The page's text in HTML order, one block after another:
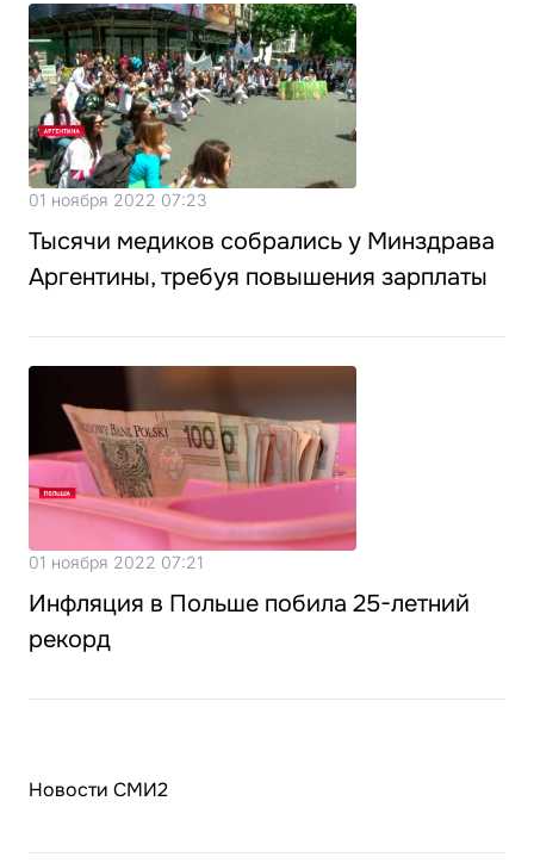
01 ноября 2022 07:23
Тысячи медиков собрались у Минздрава
Аргентины, требуя повышения зарплаты
01 ноября 2022 07:21
Инфляция в Польше побила 25-летний
рекорд
Новости СМИ2